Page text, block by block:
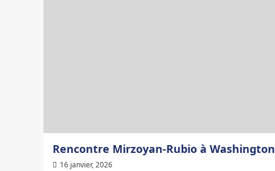
Rencontre Mirzoyan-Rubio à Washington
16 janvier, 2026